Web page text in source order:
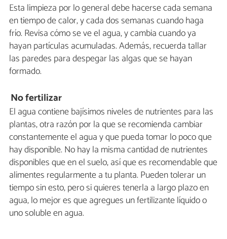
Esta limpieza por lo general debe hacerse cada semana
en tiempo de calor, y cada dos semanas cuando haga
frío. Revisa cómo se ve el agua, y cambia cuando ya
hayan partículas acumuladas. Además, recuerda tallar
las paredes para despegar las algas que se hayan
formado.
No fertilizar
El agua contiene bajísimos niveles de nutrientes para las
plantas, otra razón por la que se recomienda cambiar
constantemente el agua y que pueda tomar lo poco que
hay disponible. No hay la misma cantidad de nutrientes
disponibles que en el suelo, así que es recomendable que
alimentes regularmente a tu planta. Pueden tolerar un
tiempo sin esto, pero si quieres tenerla a largo plazo en
agua, lo mejor es que agregues un fertilizante líquido o
uno soluble en agua.